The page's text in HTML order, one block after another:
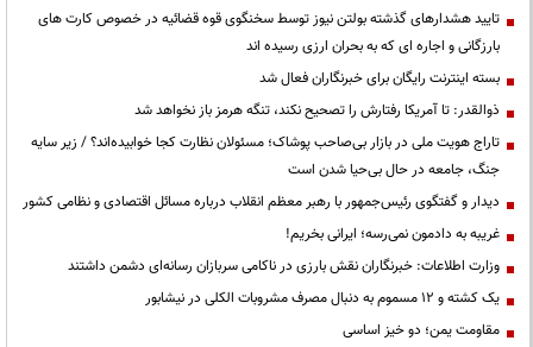
تایید هشدارهای گذشته بولتن نیوز توسط سخنگوی قوه قضائیه در خصوص کارت های
بارزگانی و اجاره ای که به بحران ارزی رسیده اند
بسته اینترنت رایگان برای خبرنگاران فعال شد
ذوالقدر: تا آمریکا رفتارش را تصحیح نکند، تنگه هرمز باز نخواهد شد
تاراج هویت ملی در بازار بی‌صاحب پوشاک؛ مسئولان نظارت کجا خوابیده‌اند؟ / زیر سایه
جنگ، جامعه در حال بی‌حیا شدن است
دیدار و گفتگوی رئیس‌جمهور با رهبر معظم انقلاب درباره مسائل اقتصادی و نظامی کشور
غریبه به دادمون نمی‌رسه؛ ایرانی بخریم!
وزارت اطلاعات: خبرنگاران نقش بارزی در ناکامی سربازان رسانه‌ای دشمن داشتند
یک کشته و ۱۲ مسموم به دنبال مصرف مشروبات الکلی در نیشابور
مقاومت یمن؛ دو خیز اساسی